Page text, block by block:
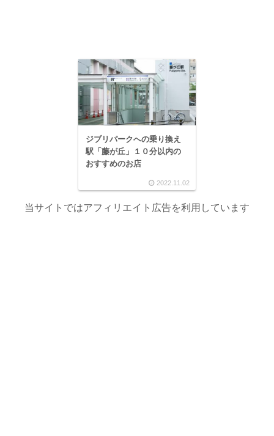
ジブリパークへの乗り換え
駅「藤が丘」１０分以内の
おすすめのお店
2022.11.02
当サイトではアフィリエイト広告を利用しています